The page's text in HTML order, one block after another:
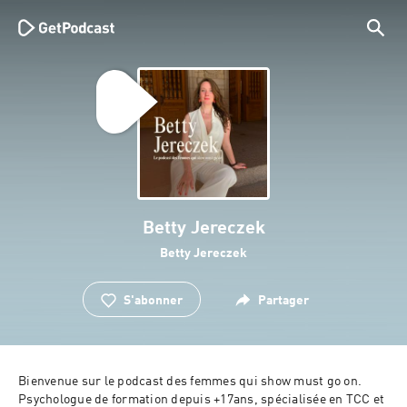
Betty Jereczek
Betty Jereczek
S'abonner Partager
Bienvenue sur le podcast des femmes qui show must go on.
Psychologue de formation depuis +17ans, spécialisée en TCC et